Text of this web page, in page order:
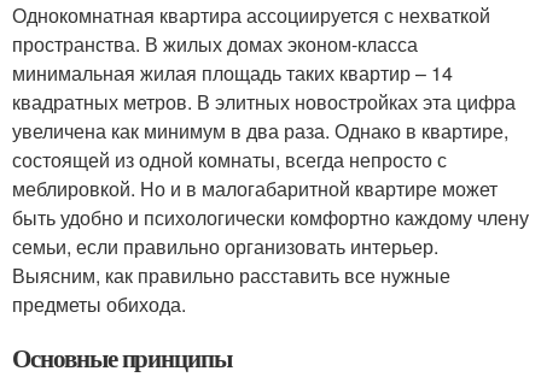
Однокомнатная квартира ассоциируется с нехваткой
пространства. В жилых домах эконом-класса
минимальная жилая площадь таких квартир – 14
квадратных метров. В элитных новостройках эта цифра
увеличена как минимум в два раза. Однако в квартире,
состоящей из одной комнаты, всегда непросто с
меблировкой. Но и в малогабаритной квартире может
быть удобно и психологически комфортно каждому члену
семьи, если правильно организовать интерьер.
Выясним, как правильно расставить все нужные
предметы обихода.
Основные принципы